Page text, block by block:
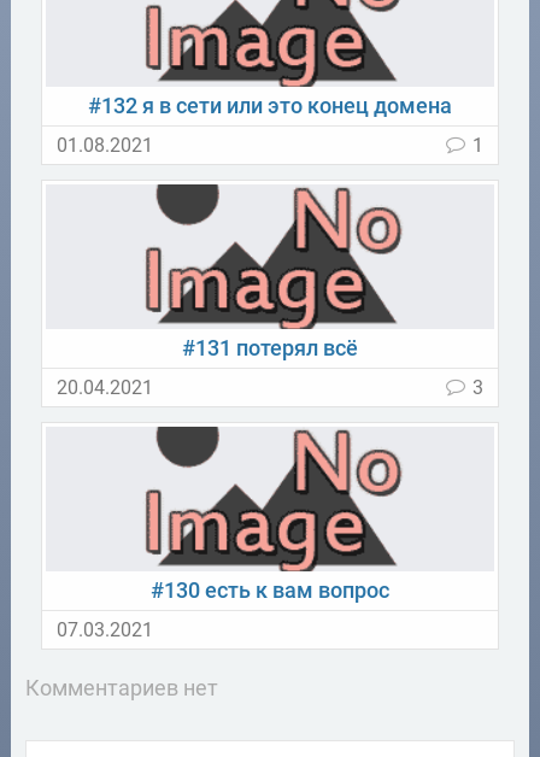
#132 я в сети или это конец домена
01.08.2021 1
#131 потерял всё
20.04.2021 3
#130 есть к вам вопрос
07.03.2021
Комментариев нет